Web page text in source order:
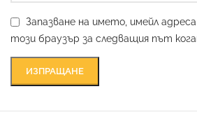
Запазване на името, имейл
този браузър за следващия път